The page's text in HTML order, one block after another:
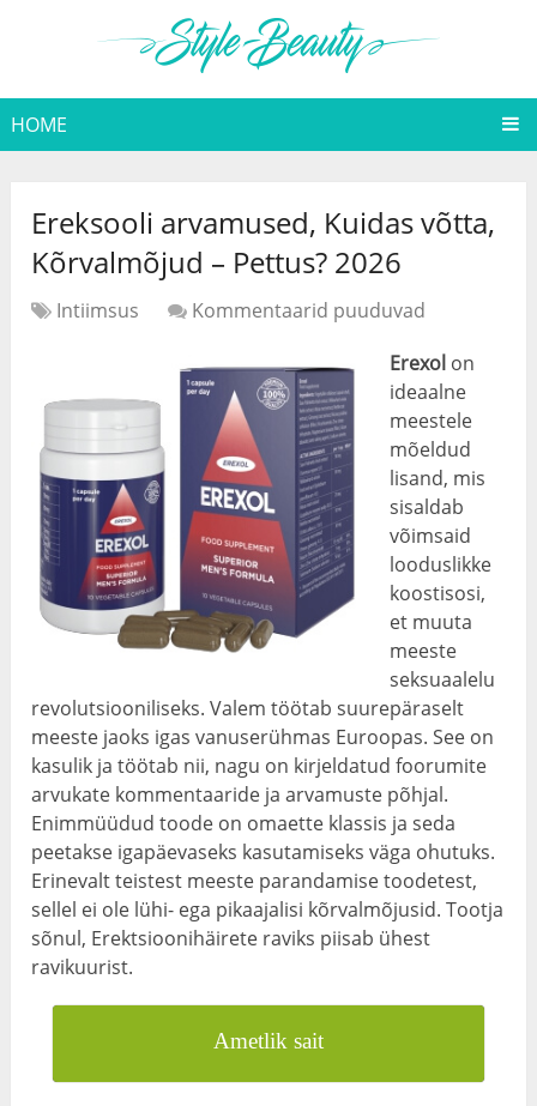
HOME
Ereksooli arvamused, Kuidas võtta,
Kõrvalmõjud – Pettus? 2026
Intiimsus
Kommentaarid puuduvad
Erexol on
ideaalne
meestele
mõeldud
lisand, mis
sisaldab
võimsaid
looduslikke
koostisosi,
et muuta
meeste
seksuaalelu
revolutsiooniliseks. Valem töötab suurepäraselt
meeste jaoks igas vanuserühmas Euroopas. See on
kasulik ja töötab nii, nagu on kirjeldatud foorumite
arvukate kommentaaride ja arvamuste põhjal.
Enimmüüdud toode on omaette klassis ja seda
peetakse igapäevaseks kasutamiseks väga ohutuks.
Erinevalt teistest meeste parandamise toodetest,
sellel ei ole lühi- ega pikaajalisi kõrvalmõjusid. Tootja
sõnul, Erektsioonihäirete raviks piisab ühest
ravikuurist.
Ametlik sait